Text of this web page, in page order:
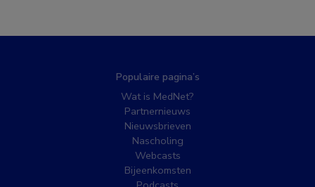
Populaire pagina’s
Wat is MedNet?
Partnernieuws
Nieuwsbrieven
Nascholing
Webcasts
Bijeenkomsten